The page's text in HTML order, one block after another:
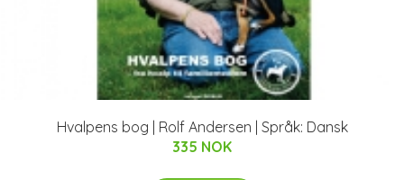
Hvalpens bog | Rolf Andersen | Språk: Dansk
335 NOK